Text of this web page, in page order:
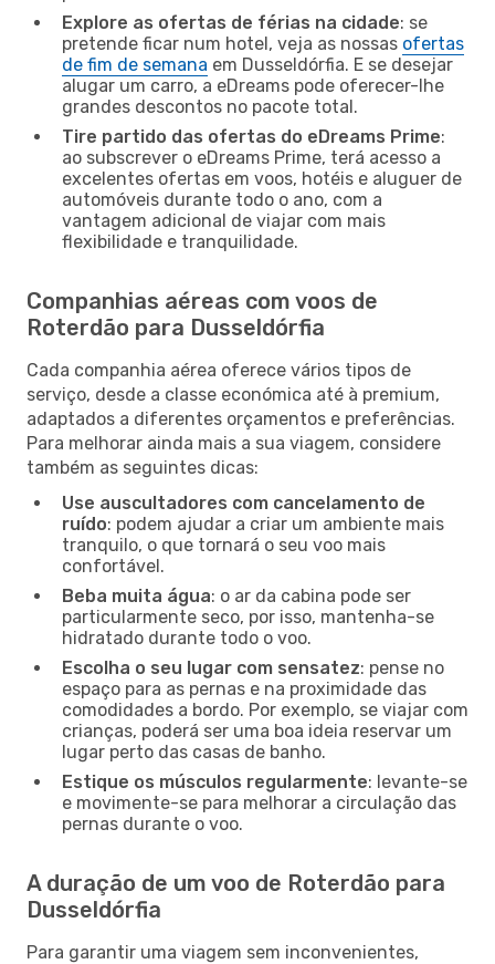
Explore as ofertas de férias na cidade: se
pretende ficar num hotel, veja as nossas ofertas
de fim de semana em Dusseldórfia. E se desejar
alugar um carro, a eDreams pode oferecer-lhe
grandes descontos no pacote total.
Tire partido das ofertas do eDreams Prime:
ao subscrever o eDreams Prime, terá acesso a
excelentes ofertas em voos, hotéis e aluguer de
automóveis durante todo o ano, com a
vantagem adicional de viajar com mais
flexibilidade e tranquilidade.
Companhias aéreas com voos de
Roterdão para Dusseldórfia
Cada companhia aérea oferece vários tipos de
serviço, desde a classe económica até à premium,
adaptados a diferentes orçamentos e preferências.
Para melhorar ainda mais a sua viagem, considere
também as seguintes dicas:
Use auscultadores com cancelamento de
ruído: podem ajudar a criar um ambiente mais
tranquilo, o que tornará o seu voo mais
confortável.
Beba muita água: o ar da cabina pode ser
particularmente seco, por isso, mantenha-se
hidratado durante todo o voo.
Escolha o seu lugar com sensatez: pense no
espaço para as pernas e na proximidade das
comodidades a bordo. Por exemplo, se viajar com
crianças, poderá ser uma boa ideia reservar um
lugar perto das casas de banho.
Estique os músculos regularmente: levante-se
e movimente-se para melhorar a circulação das
pernas durante o voo.
A duração de um voo de Roterdão para
Dusseldórfia
Para garantir uma viagem sem inconvenientes,